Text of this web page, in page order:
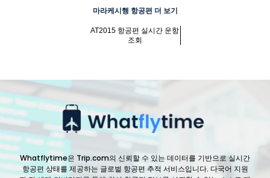
마라케시행 항공편 더 보기
AT2015 항공편 실시간 운항
조회
Whatflytime은 Trip.com의 신뢰할 수 있는 데이터를 기반으로 실시간
항공편 상태를 제공하는 글로벌 항공편 추적 서비스입니다. 다국어 지원